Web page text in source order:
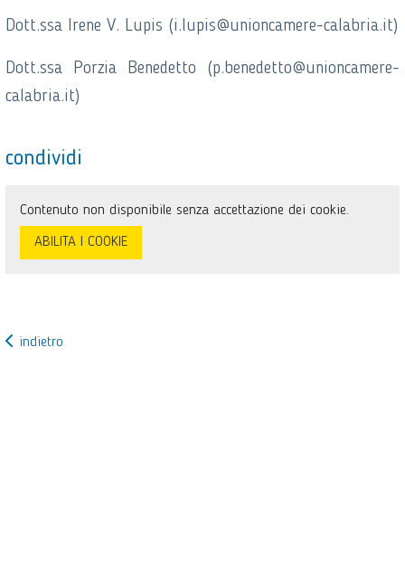
Dott.ssa Irene V. Lupis (i.lupis@unioncamere-calabria.it)
Dott.ssa Porzia Benedetto (p.benedetto@unioncamere-
calabria.it)
condividi
Contenuto non disponibile senza accettazione dei cookie.
ABILITA I COOKIE
indietro